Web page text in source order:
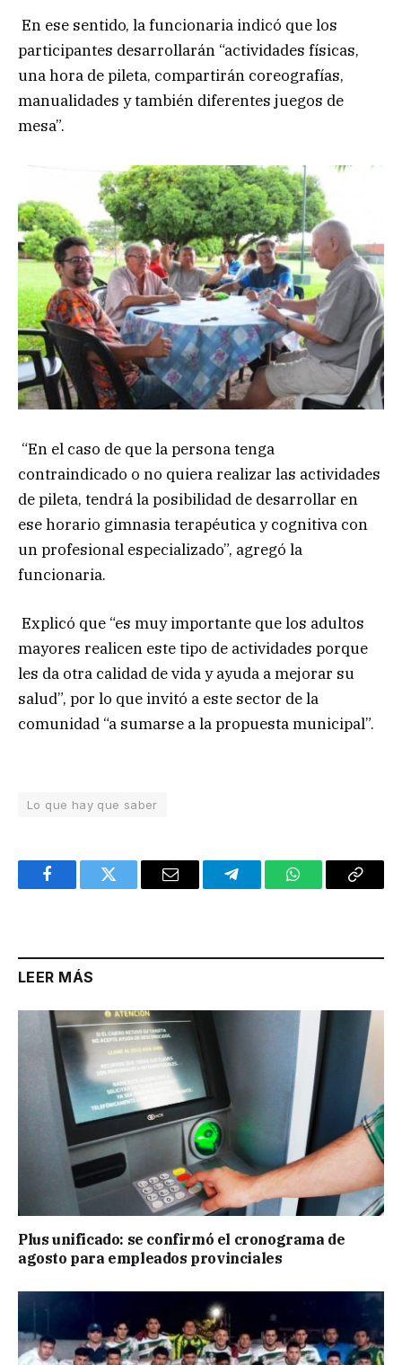
En ese sentido, la funcionaria indicó que los
participantes desarrollarán “actividades físicas,
una hora de pileta, compartirán coreografías,
manualidades y también diferentes juegos de
mesa”.
“En el caso de que la persona tenga
contraindicado o no quiera realizar las actividades
de pileta, tendrá la posibilidad de desarrollar en
ese horario gimnasia terapéutica y cognitiva con
un profesional especializado”, agregó la
funcionaria.
Explicó que “es muy importante que los adultos
mayores realicen este tipo de actividades porque
les da otra calidad de vida y ayuda a mejorar su
salud”, por lo que invitó a este sector de la
comunidad “a sumarse a la propuesta municipal”.
Lo que hay que saber
FacebookTwitter Email TelegramWhatsAppCopy
LEER MÁS
Plus unificado: se confirmó el cronograma de
agosto para empleados provinciales